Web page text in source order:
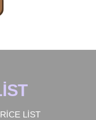
LİST